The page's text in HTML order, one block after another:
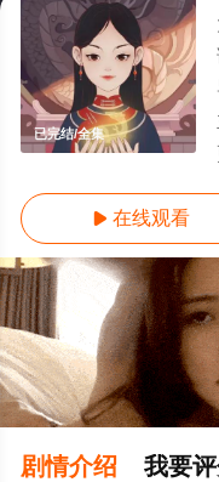
已完结/全集
 在线观看
剧情介绍 我要